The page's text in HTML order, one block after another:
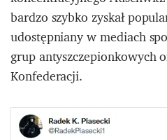
bardzo szybko zyskał
udostępniany w mediach
grup antyszczepionkowych
Konfederacji.